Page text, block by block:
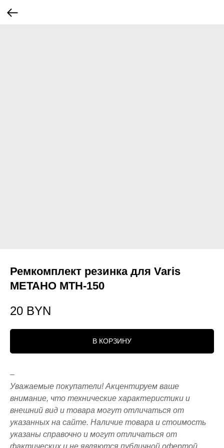
Ремкомплект резинка для Varis
METAHO MTH-150
20 BYN
В КОРЗИНУ
–
Уважаемые покупатели! Акцентируем ваше
внимание, что технические характеристики и
внешний вид и товара могут отличаться от
указанных на сайте. Наличие товара и стоимость
указаны справочно и могут отличаться от
фактических и не являются публичной офертой,